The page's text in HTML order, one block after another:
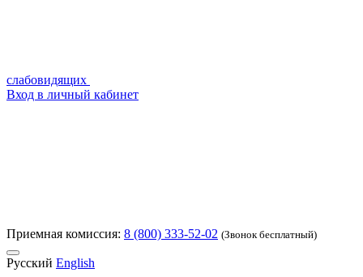
слабовидящих
Вход в личный кабинет
Приемная комиссия: 8 (800) 333-52-02 (Звонок бесплатный)
Русский English